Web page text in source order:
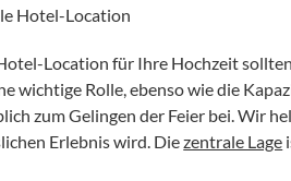
Hotel-Location
Location für Ihre Hochzeit
wichtige Rolle, ebenso wie die
zum Gelingen der Feier bei. Wir
Erlebnis wird. Die zentrale Lage